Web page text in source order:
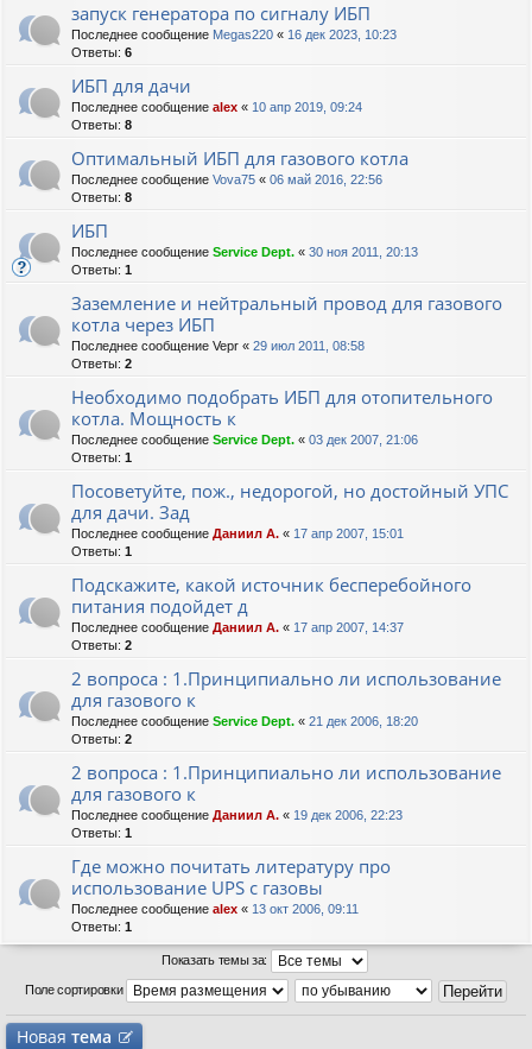
запуск генератора по сигналу ИБП
Последнее сообщение Megas220 « 16 дек 2023, 10:23
Ответы: 6
ИБП для дачи
Последнее сообщение alex « 10 апр 2019, 09:24
Ответы: 8
Оптимальный ИБП для газового котла
Последнее сообщение Vova75 « 06 май 2016, 22:56
Ответы: 8
ИБП
Последнее сообщение Service Dept. « 30 ноя 2011, 20:13
Ответы: 1
Заземление и нейтральный провод для газового
котла через ИБП
Последнее сообщение Vepr « 29 июл 2011, 08:58
Ответы: 2
Необходимо подобрать ИБП для отопительного
котла. Мощность к
Последнее сообщение Service Dept. « 03 дек 2007, 21:06
Ответы: 1
Посоветуйте, пож., недорогой, но достойный УПС
для дачи. Зад
Последнее сообщение Даниил А. « 17 апр 2007, 15:01
Ответы: 1
Подскажите, какой источник бесперебойного
питания подойдет д
Последнее сообщение Даниил А. « 17 апр 2007, 14:37
Ответы: 2
2 вопроса : 1.Принципиально ли использование
для газового к
Последнее сообщение Service Dept. « 21 дек 2006, 18:20
Ответы: 2
2 вопроса : 1.Принципиально ли использование
для газового к
Последнее сообщение Даниил А. « 19 дек 2006, 22:23
Ответы: 1
Где можно почитать литературу про
использование UPS с газовы
Последнее сообщение alex « 13 окт 2006, 09:11
Ответы: 1
Показать темы за:
Поле сортировки
Новая тема